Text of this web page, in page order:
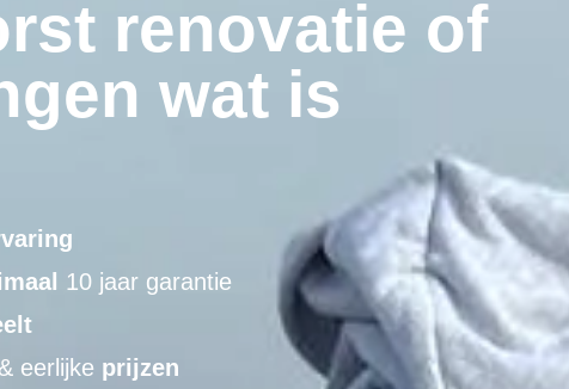
renovatie of
wat is
10 jaar garantie
eerlijke prijzen